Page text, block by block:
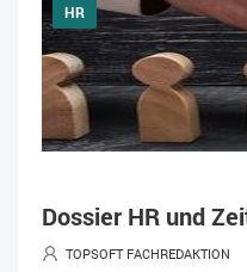
HR
Dossier HR und
TOPSOFT FACHREDAKTION